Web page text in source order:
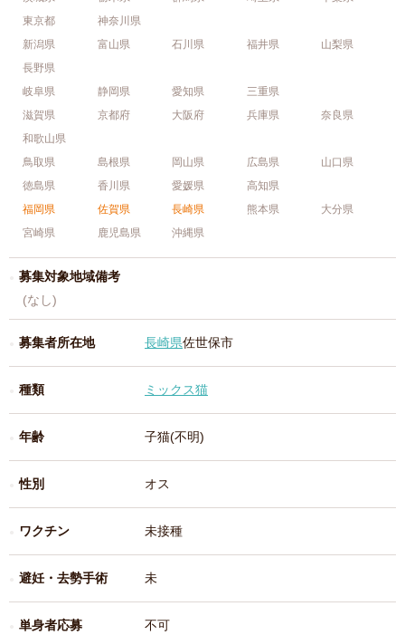
東京都
神奈川県
新潟県
富山県 石川県 福井県
山梨県
長野県
岐阜県
静岡県 愛知県
三重県
滋賀県
京都府 大阪府 兵庫県
奈良県
和歌山県
鳥取県
島根県 岡山県 広島県
山口県
徳島県
香川県 愛媛県
高知県
福岡県
佐賀県 長崎県 熊本県
大分県
宮崎県
鹿児島県 沖縄県
募集対象地域備考
(なし)
募集者所在地 長崎県佐世保市
種類 ミックス猫
年齢 子猫(不明)
性別 オス
ワクチン 未接種
避妊・去勢手術 未
単身者応募 不可